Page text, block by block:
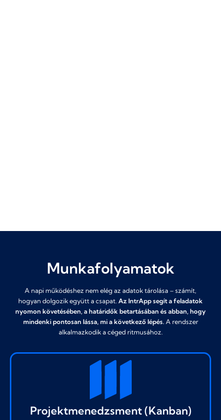
Munkafolyamatok
A napi működéshez nem elég az adatok tárolása – számít,
hogyan dolgozik együtt a csapat. Az IntrApp segít a feladatok
nyomon követésében, a határidők betartásában és abban, hogy
mindenki pontosan lássa, mi a következő lépés. A rendszer
alkalmazkodik a céged ritmusához.
Projektmenedzsment (Kanban)